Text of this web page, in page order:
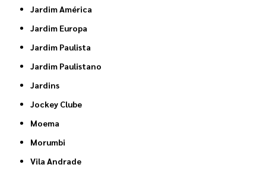
Jardim América
Jardim Europa
Jardim Paulista
Jardim Paulistano
Jardins
Jockey Clube
Moema
Morumbi
Vila Andrade